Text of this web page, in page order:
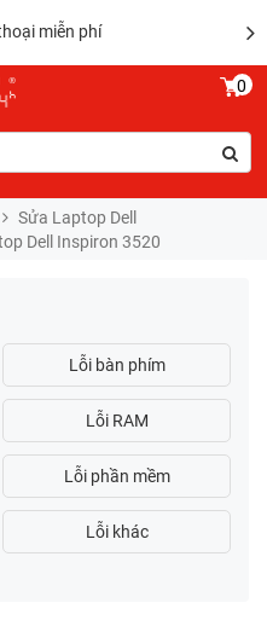
miễn phí
0
Sửa Laptop Dell
Dell Inspiron 3520